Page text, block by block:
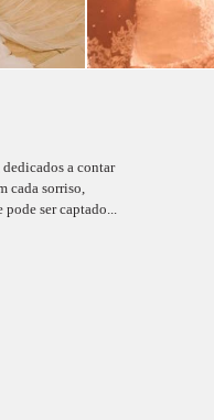
a contar
cada sorriso,
ser captado...